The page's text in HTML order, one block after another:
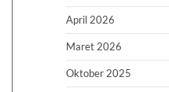
April 2026
Maret 2026
Oktober 2025